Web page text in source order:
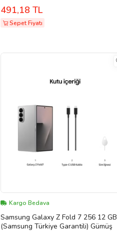
Type-C Galaxy S23 S22 S20 FE S21
Ultra Z Fold 3 Z Flip A53 A54
uyumlu...Türkiye Garantilidir) (Siyah -
491,18 TL
Sepet Fiyatı
Kargo Bedava
Samsung Galaxy Z Fold 7 256 12 GB
(Samsung Türkiye Garantili) Gümüş